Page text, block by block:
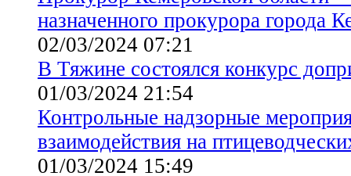
назначенного прокурора города
02/03/2024 07:21
В Тяжине состоялся конкурс
01/03/2024 21:54
Контрольные надзорные
взаимодействия на
01/03/2024 15:49